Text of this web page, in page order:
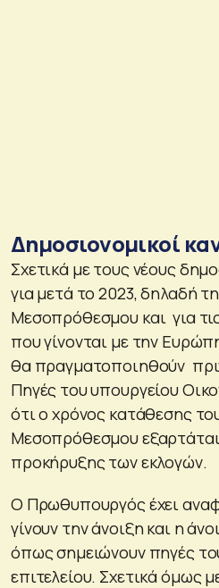
Δημοσιονομικοί
Σχετικά με τους νέους
για μετά το 2023, δηλαδή
Μεσοπρόθεσμου και για
που γίνονται με την
θα πραγματοποιηθούν
Πηγές του υπουργείου
ότι ο χρόνος κατάθεσης
Μεσοπρόθεσμου
προκήρυξης των εκλογών.
Ο Πρωθυπουργός έχει
γίνουν την άνοιξη και η
όπως σημειώνουν πηγές
επιτελείου. Σχετικά όμως